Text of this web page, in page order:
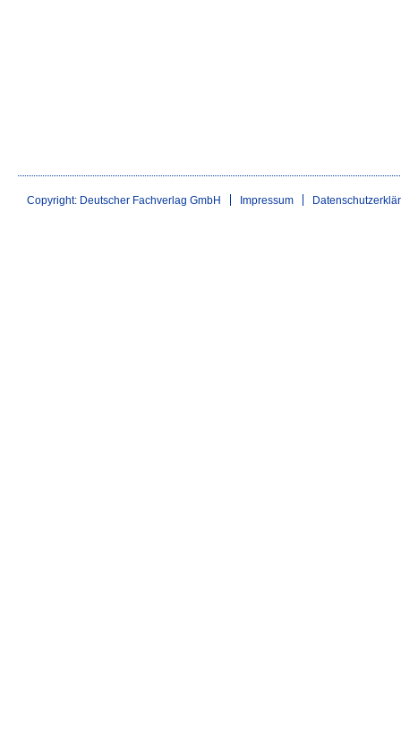
Copyright: Deutscher Fachverlag GmbH Impressum